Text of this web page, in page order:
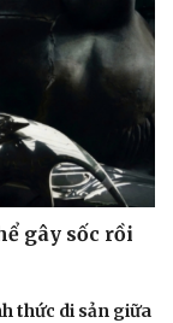
gây sốc rồi
thức di sản giữa